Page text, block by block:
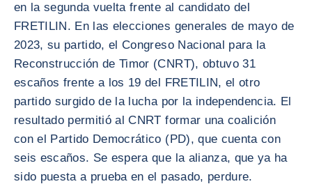
en la segunda vuelta frente al candidato del
FRETILIN. En las elecciones generales de mayo de
2023, su partido, el Congreso Nacional para la
Reconstrucción de Timor (CNRT), obtuvo 31
escaños frente a los 19 del FRETILIN, el otro
partido surgido de la lucha por la independencia. El
resultado permitió al CNRT formar una coalición
con el Partido Democrático (PD), que cuenta con
seis escaños. Se espera que la alianza, que ya ha
sido puesta a prueba en el pasado, perdure.